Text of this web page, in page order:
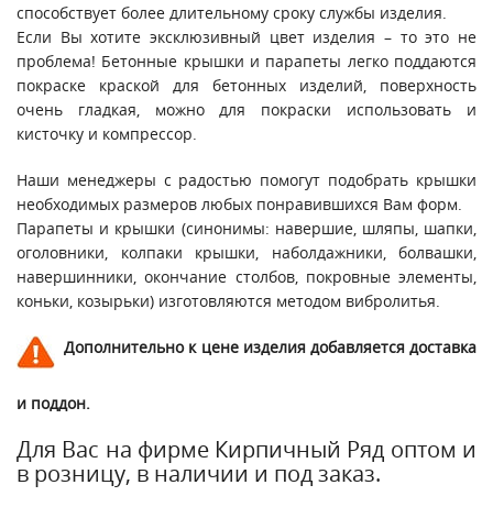
способствует более длительному сроку службы изделия.
Если Вы хотите эксклюзивный цвет изделия – то это не
проблема! Бетонные крышки и парапеты легко поддаются
покраске краской для бетонных изделий, поверхность
очень гладкая, можно для покраски использовать и
кисточку и компрессор.
Наши менеджеры с радостью помогут подобрать крышки
необходимых размеров любых понравившихся Вам форм.
Парапеты и крышки (синонимы: навершие, шляпы, шапки,
оголовники, колпаки крышки, наболдажники, болвашки,
навершинники, окончание столбов, покровные элементы,
коньки, козырьки) изготовляются методом вибролитья.
Дополнительно к цене изделия добавляется доставка
и поддон.
Для Вас на фирме Кирпичный Ряд оптом и
в розницу, в наличии и под заказ.